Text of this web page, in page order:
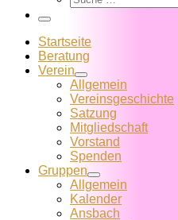
Menü
Startseite
Beratung
Verein
Allgemein
Vereins­geschichte
Satzung
Mitglied­schaft
Vorstand
Spenden
Gruppen
Allgemein
Kalender
Ansbach